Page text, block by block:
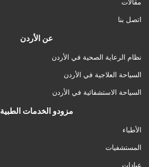
مقالات
اتصل بنا
عن الأردن
نظام الرعاية الصحية في الأردن
السياحة العلاجية في الأردن
السياحة الاستشفائية في الأردن
مزودو الخدمات الطبية
الأطباء
المستشفيات
عيادات